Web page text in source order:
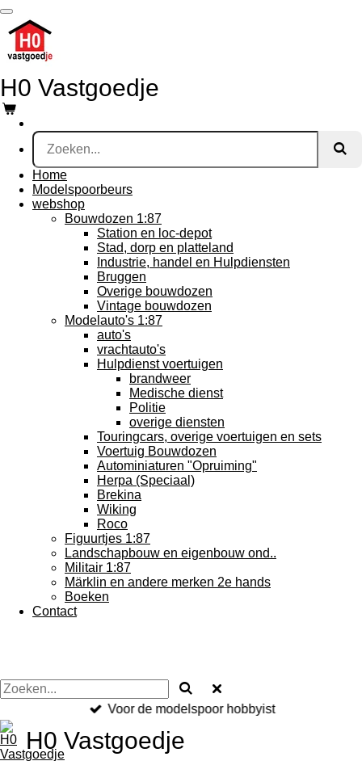
Ga
direct
naar
de
H0 Vastgoedje
Home
Modelspoorbeurs
webshop
Bouwdozen 1:87
Station en loc-depot
Stad, dorp en platteland
Industrie, handel en Hulpdiensten
Bruggen
Overige bouwdozen
Vintage bouwdozen
Modelauto's 1:87
auto's
vrachtauto's
Hulpdienst voertuigen
brandweer
Medische dienst
Politie
overige diensten
Touringcars, overige voertuigen en sets
Voertuig Bouwdozen
Autominiaturen "Opruiming"
Herpa (Speciaal)
Brekina
Wiking
Roco
Figuurtjes 1:87
Landschapbouw en eigenbouw ond..
Militair 1:87
Märklin en andere merken 2e hands
Boeken
Contact
Voor de modelspoor hobbyist
H0 Vastgoedje